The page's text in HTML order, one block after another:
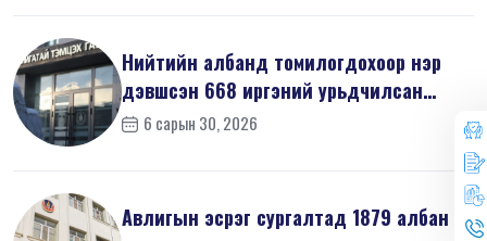
Нийтийн албанд томилогдохоор нэр
дэвшсэн 668 иргэний урьдчилсан
мэдүүл...
6 сарын 30, 2026
Авлигын эсрэг сургалтад 1879 албан